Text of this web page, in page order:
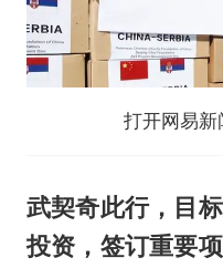
打开网易
武契奇此行，目
投资，签订重要